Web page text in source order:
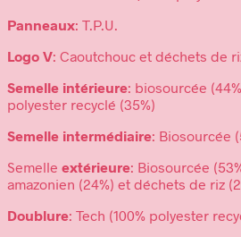
Panneaux: T.P.U.
Logo V: Caoutchouc et déchets de
Semelle intérieure: biosourcée
polyester recyclé (35%)
Semelle intermédiaire: Biosourcée
Semelle extérieure: Biosourcée
amazonien (24%) et déchets de riz
Doublure: Tech (100% polyester